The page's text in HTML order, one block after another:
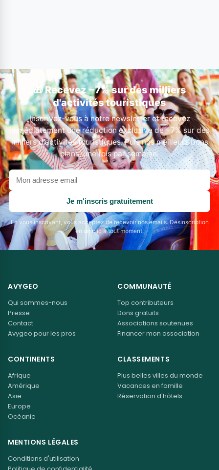
🎁 Recevez −7% sur des milliers
d'activités touristiques
Inscrivez-vous à notre newsletter et recevez
immédiatement une réduction exclusive de −7% sur des
milliers d'activités touristiques. Puis nos meilleurs bons
plans, une fois par semaine.
Votre
adresse
email
Je m'inscris gratuitement
En vous inscrivant, vous acceptez de recevoir nos emails. Désinscription
en un clic à tout moment.
AVYGEO
Qui sommes-nous
Presse
Contact
Avygeo pour les pros
COMMUNAUTÉ
Top contributeurs
Dons gratuits
Associations soutenues
Financer mon association
CONTINENTS
Afrique
Amérique
Asie
Europe
Océanie
CLASSEMENTS
Plus belles villes du monde
Vacances en famille
Réservation d'hôtels
MENTIONS LÉGALES
Conditions d'utilisation